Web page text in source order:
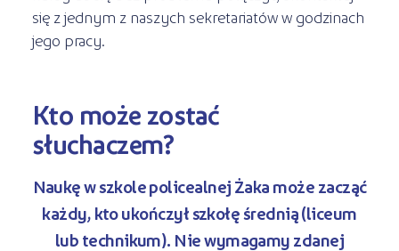
się z jednym z naszych sekretariatów w godzinach
jego pracy.
Kto może zostać
słuchaczem?
Naukę w szkole policealnej Żaka może zacząć
każdy, kto ukończył szkołę średnią(liceum
lub technikum). Nie wymagamy zdanej